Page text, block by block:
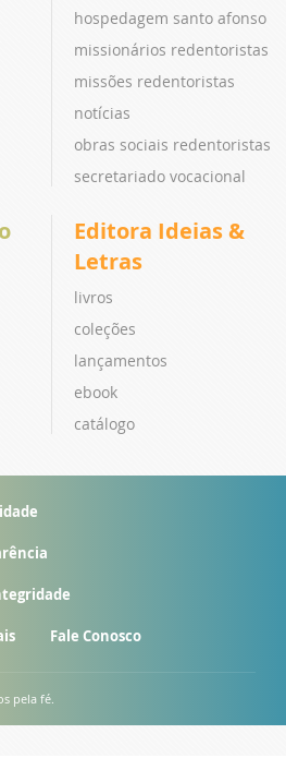
hospedagem santo afonso
missionários redentoristas
missões redentoristas
notícias
obras sociais redentoristas
secretariado vocacional
Editora Ideias &
Letras
livros
coleções
lançamentos
ebook
catálogo
Fale Conosco
pela fé.